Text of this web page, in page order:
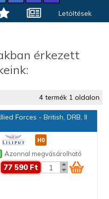
Letöltések
érkezett
4 termék 1 oldalon
Forces - British, DRB, II
Azonnal megvásárolható
77 590 Ft